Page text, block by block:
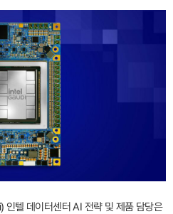
텔 데이터센터 AI 전략 및 제품 담당은